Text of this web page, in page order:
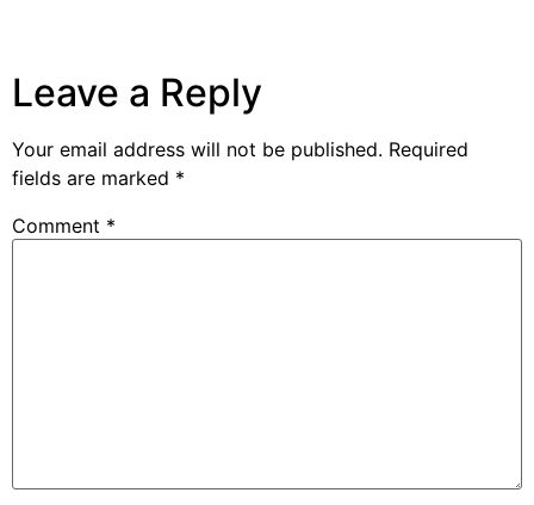
Leave a Reply
Your email address will not be published. Required
fields are marked *
Comment *